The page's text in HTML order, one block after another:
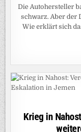
Die Autohersteller
schwarz. Aber der
Wie erklärt sich
Krieg in